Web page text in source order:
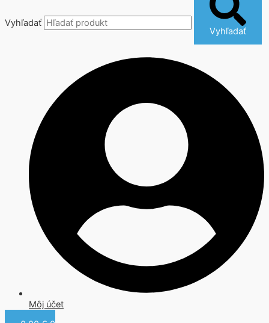
Vyhľadať
Vyhľadať
Môj účet